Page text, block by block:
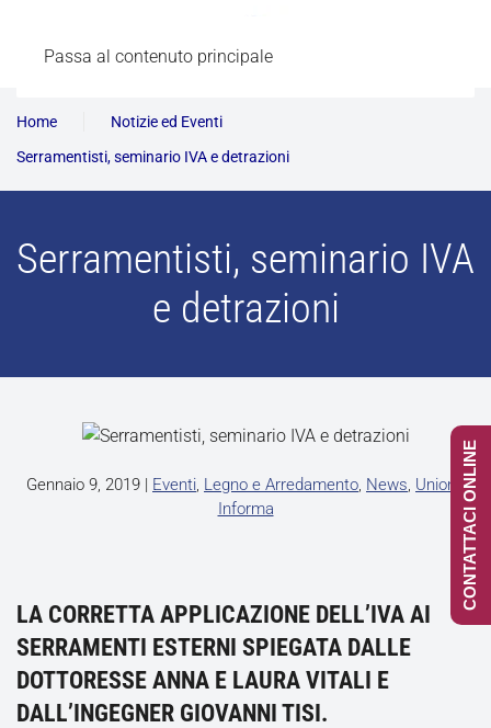
Passa al contenuto principale
Home
Notizie ed Eventi
Serramentisti, seminario IVA e detrazioni
Serramentisti, seminario IVA
e detrazioni
Gennaio 9, 2019 | Eventi, Legno e Arredamento, News, Unione
Informa
LA CORRETTA APPLICAZIONE DELL’IVA AI
SERRAMENTI ESTERNI SPIEGATA DALLE
DOTTORESSE ANNA E LAURA VITALI E
DALL’INGEGNER GIOVANNI TISI.
CONTATTACI ONLINE